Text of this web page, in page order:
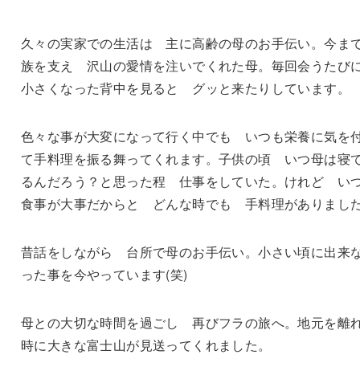
久々の実家での生活は 主に高齢の母のお手伝い。今ま
族を支え 沢山の愛情を注いでくれた母。毎回会うた
小さくなった背中を見ると グッと来たりしています。
色々な事が大変になって行く中でも いつも栄養に気を
て手料理を振る舞ってくれます。子供の頃 いつ母は寝
るんだろう？と思った程 仕事をしていた。けれど い
食事が大事だからと どんな時でも 手料理がありまし
昔話をしながら 台所で母のお手伝い。小さい頃に出来
った事を今やっています(笑)
母との大切な時間を過ごし 再びフラの旅へ。地元を離
時に大きな富士山が見送ってくれました。